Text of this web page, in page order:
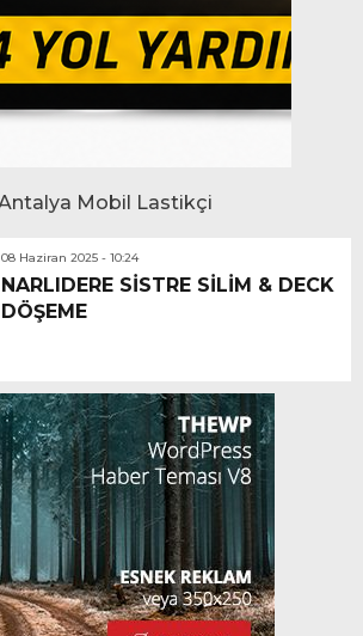
08 Haziran 2025 - 10:24
NARLIDERE SİSTRE SİLİM & DECK
DÖŞEME